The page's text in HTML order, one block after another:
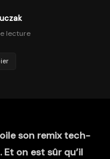
lecture
son remix tech-
Et on est sûr qu’il